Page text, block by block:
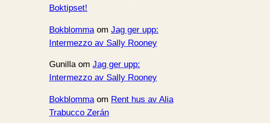
Boktipset!
Bokblomma om Jag ger upp:
Intermezzo av Sally Rooney
Gunillaom Jag ger upp:
Intermezzo av Sally Rooney
Bokblommaom Rent hus av Alia
Trabucco Zerán